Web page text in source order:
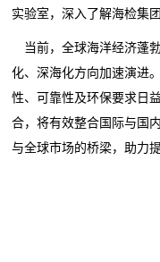
实验室，深入了解海检集
当前，全球海洋经济蓬
化、深海化方向加速演进
性、可靠性及环保要求日
合，将有效整合国际与国
与全球市场的桥梁，助力